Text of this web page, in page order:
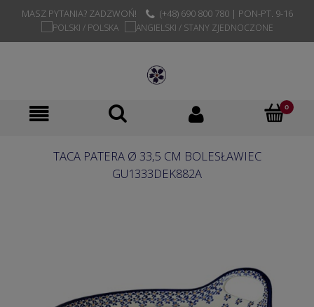
MASZ PYTANIA? ZADZWOŃ! (+48) 690 800 780 | PON-PT. 9-16
TACA PATERA Ø 33,5 CM BOLESŁAWIEC
GU1333DEK882A